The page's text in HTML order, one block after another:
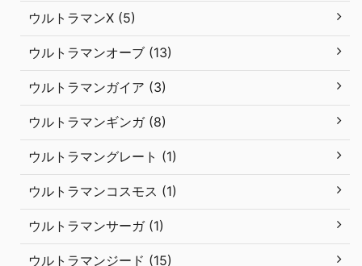
ウルトラマンX (5)
ウルトラマンオーブ (13)
ウルトラマンガイア (3)
ウルトラマンギンガ (8)
ウルトラマングレート (1)
ウルトラマンコスモス (1)
ウルトラマンサーガ (1)
ウルトラマンジード (15)